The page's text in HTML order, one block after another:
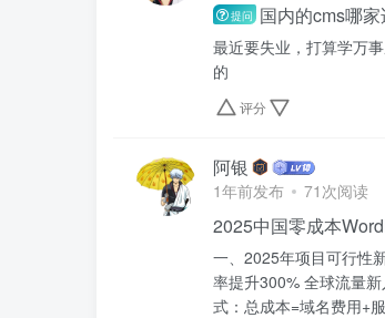
提问 国内的cms哪
最近要失业，打算学万
的
评分
阿银
1年前发布 71次阅读
2025中国零成本
一、2025年项目可行性
率提升300% 全球流量
式：总成本=域名费用+